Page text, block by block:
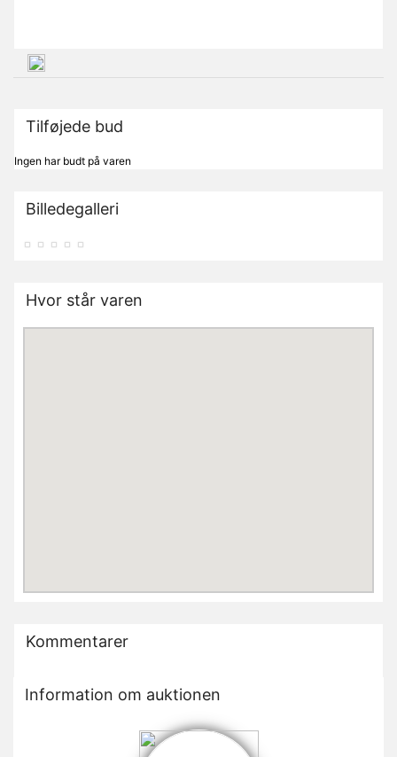
Tilføjede bud
Ingen har budt på varen
Billedegalleri
Hvor står varen
Kommentarer
Information om auktionen